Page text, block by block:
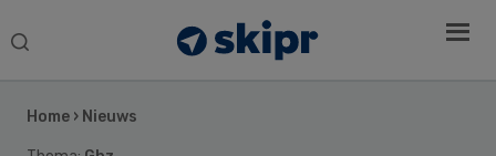
Search
Home › Nieuws
Sidebar